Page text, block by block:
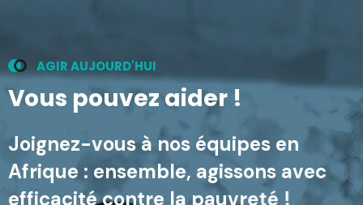
AGIRAUJOURD'HUI
Vous pouvez aider !
Joignez-vousà nos équipes en
Afrique : ensemble, agissons avec
efficacitécontre la pauvreté !